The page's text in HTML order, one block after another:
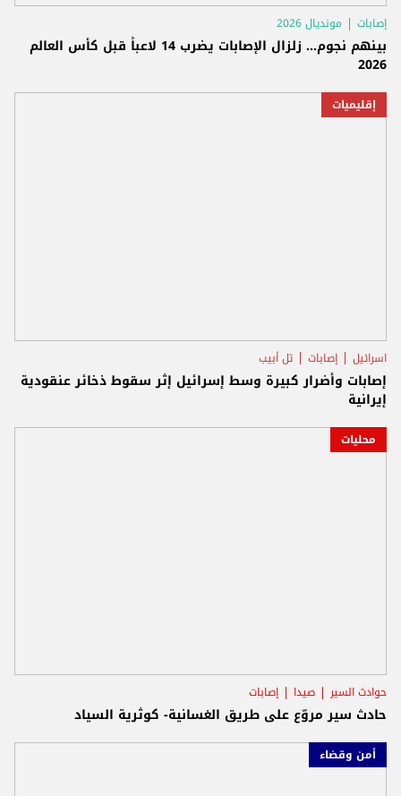
إصابات مونديال 2026
بينهم نجوم... زلزال الإصابات يضرب 14 لاعباً قبل كأس العالم
2026
إقليميات
اسرائيل إصابات تل أبيب
إصابات وأضرار كبيرة وسط إسرائيل إثر سقوط ذخائر عنقودية
إيرانية
محليات
حوادث السير صيدا إصابات
حادث سير مروّع على طريق الغسانية- كوثرية السياد
أمن وقضاء